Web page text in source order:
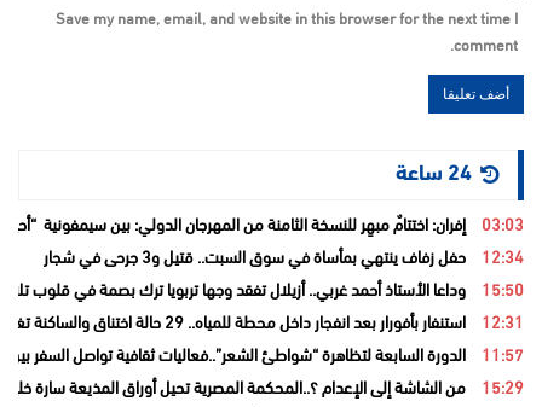
Save my name, email, and website in this browser for the next time I
comment.
03:03 إفران: اختتامٌ مبهِر للنسخة الثامنة من المهرجان الدولي: بين سيمفونية
12:34 حفل زفاف ينتهي بمأساة في سوق السبت.. قتيل و3 جرحى في شجار
15:50 وداعا الأستاذ أحمد غربي.. أزيلال تفقد وجها تربويا ترك بصمة في قلوب
12:31 استنفار بأفورار بعد انفجار داخل محطة للمياه.. 29 حالة اختناق والساكنة تغادر منازلها خوفاً من الغاز
11:57 الدورة السابعة لتظاهرة “شواطئ الشعر”..فعاليات ثقافية تواصل السفر بين
15:29 من الشاشة إلى الإعدام ؟..المحكمة المصرية تحيل أوراق المذيعة سارة